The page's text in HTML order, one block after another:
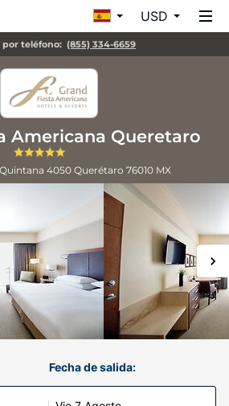
USD
por teléfono: (855) 334-6659
Americana Queretaro
4050 Querétaro 76010 MX
Fecha de salida: